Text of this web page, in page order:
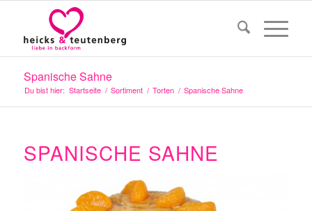
Spanische Sahne
Du bist hier: Startseite / Sortiment / Torten / Spanische Sahne
SPANISCHE SAHNE